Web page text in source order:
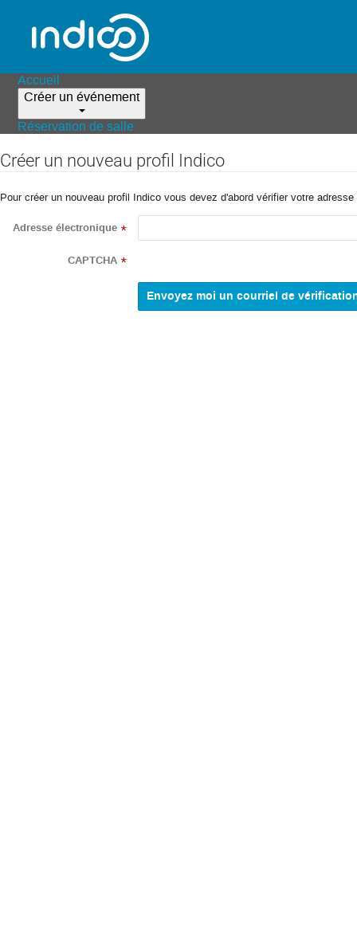
Accueil
Créer un événement
Réservation de salle
Créer un nouveau profil Indico
Pour créer un nouveau profil Indico vous devez d'abord vérifier votre
Adresse électronique *
CAPTCHA *